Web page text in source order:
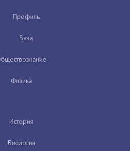
Профиль
База
Физика
История
Биология